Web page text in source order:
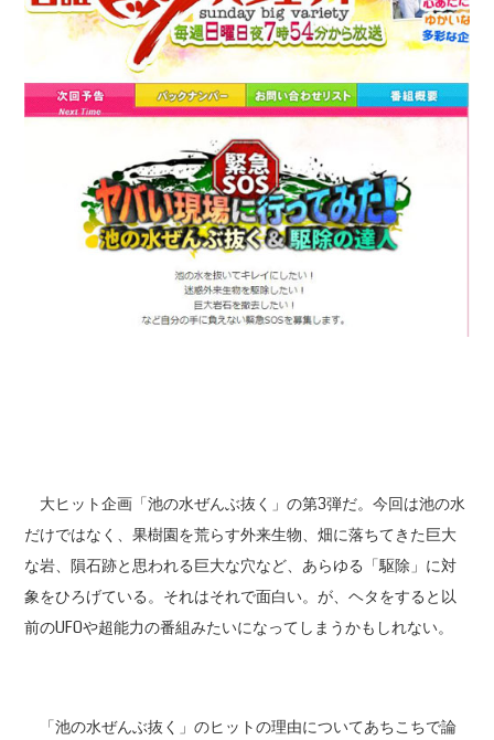
大ヒット企画「池の水ぜんぶ抜く」の第3弾だ。今回は池の水
だけではなく、果樹園を荒らす外来生物、畑に落ちてきた巨大
な岩、隕石跡と思われる巨大な穴など、あらゆる「駆除」に対
象をひろげている。それはそれで面白い。が、ヘタをすると以
前のUFOや超能力の番組みたいになってしまうかもしれない。
「池の水ぜんぶ抜く」のヒットの理由についてあちこちで論